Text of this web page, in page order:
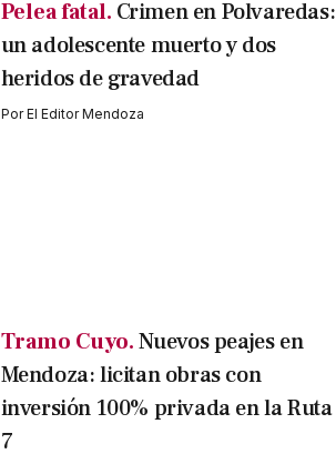
Pelea fatal. Crimen en Polvaredas:
un adolescente muerto y dos
heridos de gravedad
PorEl Editor Mendoza
Tramo Cuyo.Nuevos peajes en
Mendoza: licitan obras con
inversión 100% privada en la Ruta
7